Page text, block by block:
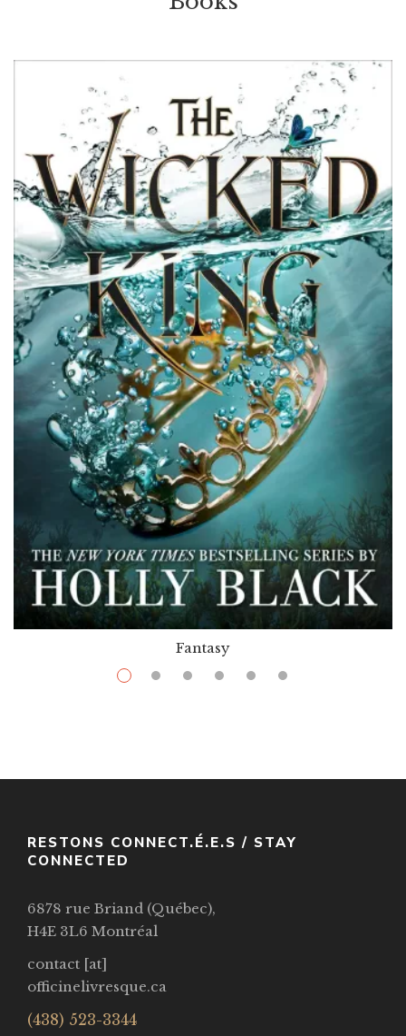
Fantasy
$ 12.99 $25.99
RESTONS CONNECT.É.E.S / STAY
CONNECTED
6878 rue Briand (Québec),
H4E 3L6 Montréal
contact [at]
officinelivresque.ca
(438) 523-3344